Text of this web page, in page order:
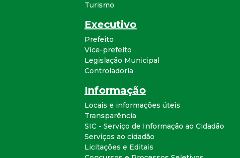
Turismo
Executivo
Prefeito
Vice-prefeito
Legislação Municipal
Controladoria
Informação
Locais e informações úteis
Transparência
SIC - Serviço de Informação ao Cidadão
Serviços ao cidadão
Licitações e Editais